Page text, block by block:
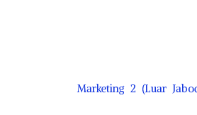
Marketing 2 (Luar